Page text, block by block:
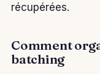
récupérées.
Comment
batching